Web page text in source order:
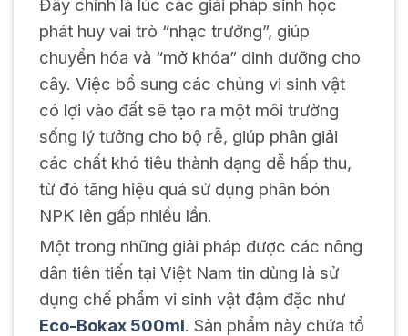
Đây chính là lúc các giải pháp sinh học
phát huy vai trò “nhạc trưởng”, giúp
chuyển hóa và “mở khóa” dinh dưỡng cho
cây. Việc bổ sung các chủng vi sinh vật
có lợi vào đất sẽ tạo ra một môi trường
sống lý tưởng cho bộ rễ, giúp phân giải
các chất khó tiêu thành dạng dễ hấp thu,
từ đó tăng hiệu quả sử dụng phân bón
NPK lên gấp nhiều lần.
Một trong những giải pháp được các nông
dân tiên tiến tại Việt Nam tin dùng là sử
dụng chế phẩm vi sinh vật đậm đặc như
Eco-Bokax 500ml. Sản phẩm này chứa tổ